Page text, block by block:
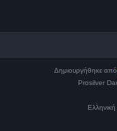
Δημιουργήθηκε από
Prosilver